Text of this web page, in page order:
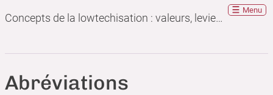
Concepts de la lowtechisation : valeurs, leviers, tensions
Menu
Abréviations